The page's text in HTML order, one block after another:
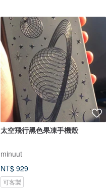
太空飛行黑色果凍手機殼
minuut
NT$ 929
可客製